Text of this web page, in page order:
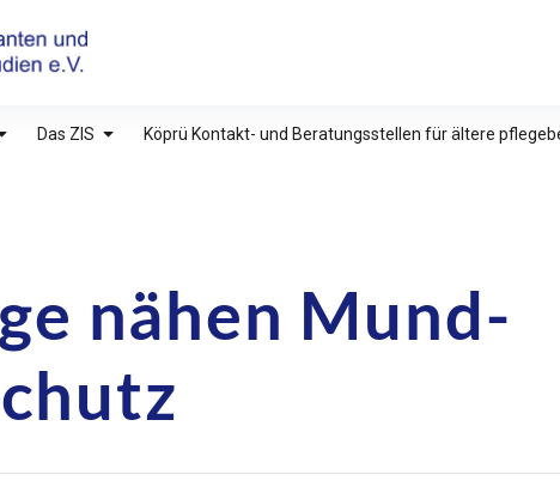
und Interkulturelle Studien e.V.
Das ZIS Köprü Kontakt- und Beratungsstellen für ältere
nähen Mund-